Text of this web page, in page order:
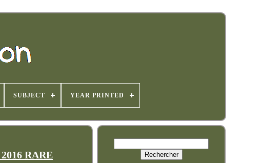
SUBJECT YEAR PRINTED
RARE